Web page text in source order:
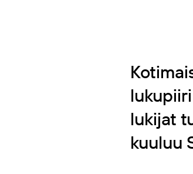
lukijat
kuuluu